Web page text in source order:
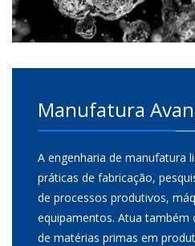
Manufatura
A engenharia de manufatura
práticas de fabricação,
de processos produtivos,
equipamentos. Atua
de matérias primas em